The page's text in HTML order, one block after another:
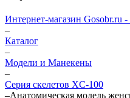
Интернет-магазин Gosobr.ru
–
Каталог
–
Модели и Манекены
–
Серия скелетов XC-100
–Анатомическая модель